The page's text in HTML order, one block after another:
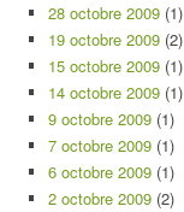
28 octobre 2009 (1)
19 octobre 2009 (2)
15 octobre 2009 (1)
14 octobre 2009 (1)
9 octobre 2009 (1)
7 octobre 2009 (1)
6 octobre 2009 (1)
2 octobre 2009 (2)